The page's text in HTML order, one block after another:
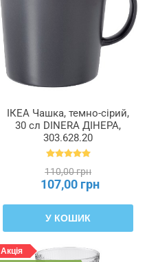
ІКЕА Чашка, темно-сірий,
30 сл DINERA ДІНЕРА,
303.628.20
110,00 грн
107,00 грн
У КОШИК
Акція